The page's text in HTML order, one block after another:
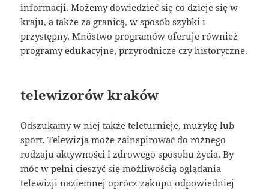
informacji. Możemy dowiedzieć się co dzieje się w
kraju, a także za granicą, w sposób szybki i
przystępny. Mnóstwo programów oferuje również
programy edukacyjne, przyrodnicze czy historyczne.
telewizorów kraków
Odszukamy w niej także teleturnieje, muzykę lub
sport. Telewizja może zainspirować do różnego
rodzaju aktywności i zdrowego sposobu życia. By
móc w pełni cieszyć się możliwością oglądania
telewizji naziemnej oprócz zakupu odpowiedniej